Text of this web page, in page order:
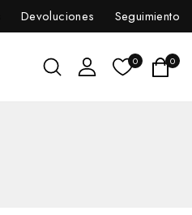
Devoluciones Seguimiento
0 0